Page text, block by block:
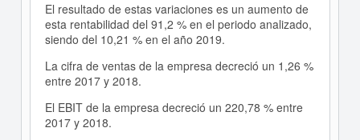
El resultado de estas variaciones es un aumento de
esta rentabilidad del 91,2 % en el periodo analizado,
siendo del 10,21 % en el año 2019.
La cifra de ventas de la empresa decreció un 1,26 %
entre 2017 y 2018.
El EBIT de la empresa decreció un 220,78 % entre
2017 y 2018.